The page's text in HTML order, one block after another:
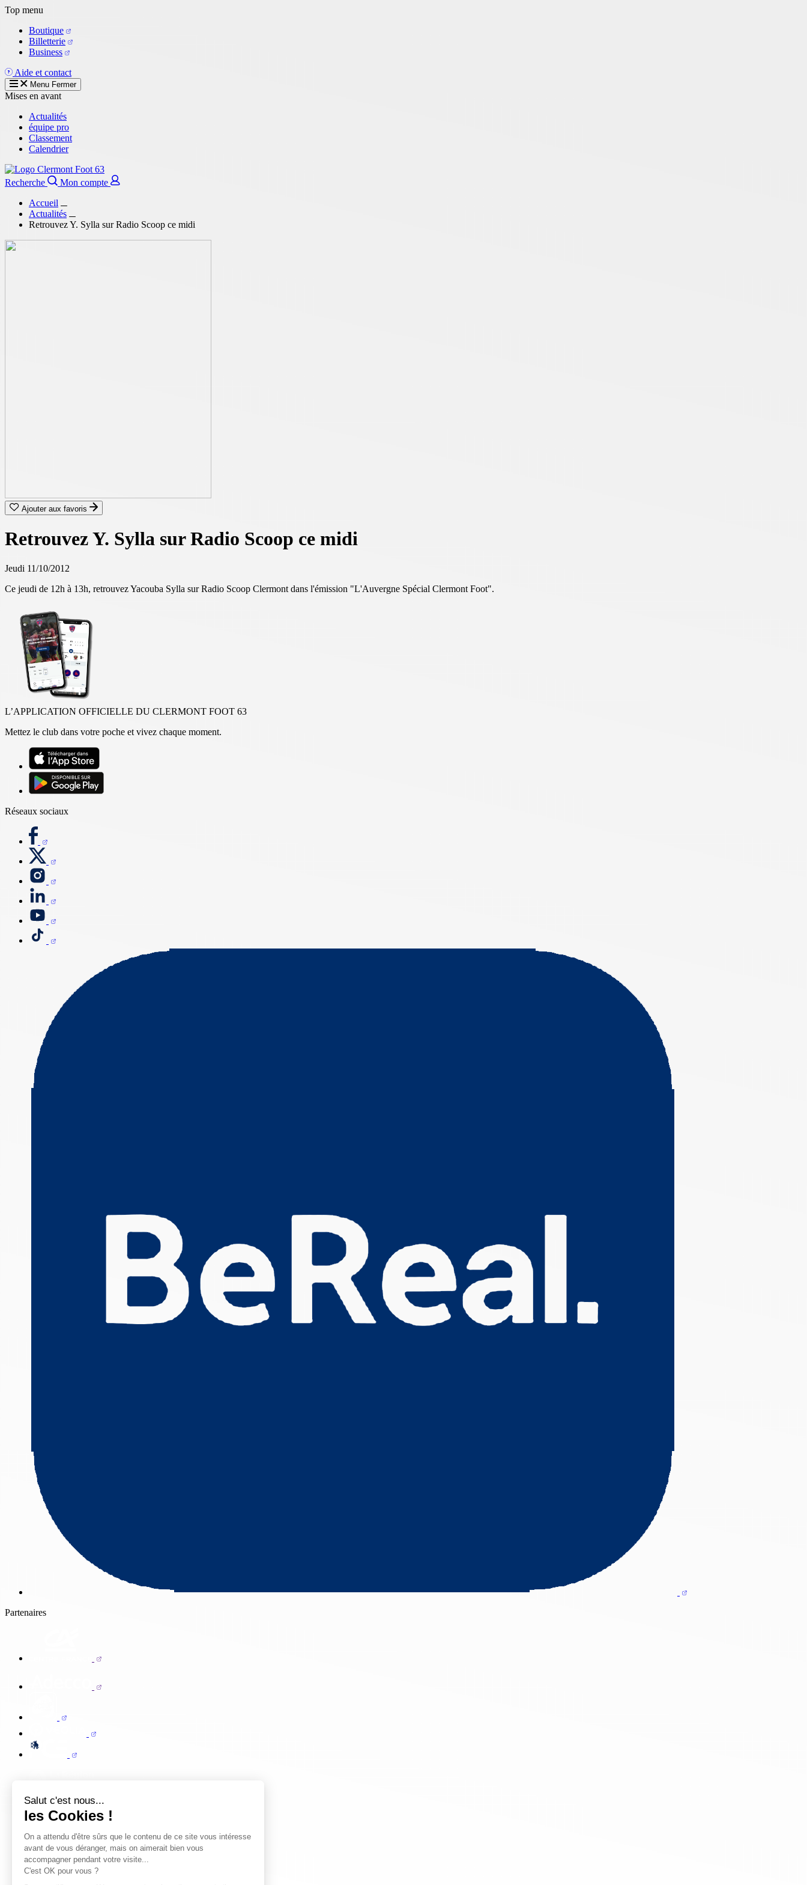
Salut c'est nous...
les Cookies !
On a attendu d'être sûrs que le contenu de ce site vous intéresse
avant de vous déranger, mais on aimerait bien vous
accompagner pendant votre visite...
C'est OK pour vous ?
Aller
contenu
principal
Top menu
Boutique
Billetterie
Business
Aide et contact
Menu Fermer
Mises en avant
Actualités
équipe pro
Classement
Calendrier
Recherche
Mon compte
Accueil
Actualités
Retrouvez Y. Sylla sur Radio Scoop ce midi
Ajouter aux favoris
Retrouvez Y. Sylla sur Radio Scoop ce midi
Jeudi 11/10/2012
Ce jeudi de 12h à 13h, retrouvez Yacouba Sylla sur Radio Scoop Clermont dans l'émission "L'Auvergne Spécial Clermont Foot".
L’APPLICATION OFFICIELLE DU CLERMONT FOOT 63
Mettez le club dans votre poche et vivez chaque moment.
Réseaux sociaux
Partenaires